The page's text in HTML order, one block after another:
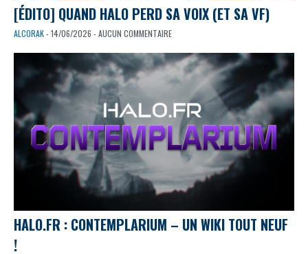
[ÉDITO] QUAND HALO PERD SA VOIX (ET SA VF)
ALCORAK- 14/06/2026 - AUCUN COMMENTAIRE
HALO.FR : CONTEMPLARIUM – UN WIKI TOUT NEUF
!